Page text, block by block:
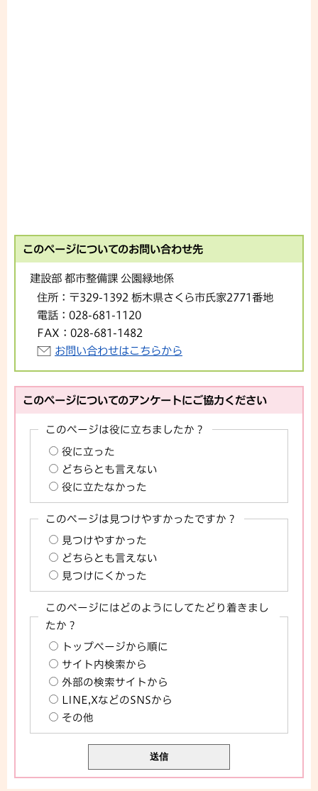
このページについてのお問い合わせ先
建設部 都市整備課 公園緑地係
住所： 〒329-1392 栃木県さくら市氏家2771番地
電話： 028-681-1120
FAX： 028-681-1482
お問い合わせはこちらから
このページについてのアンケートにご協力ください
このページは役に立ちましたか？
役に立った
どちらとも言えない
役に立たなかった
このページは見つけやすかったですか？
見つけやすかった
どちらとも言えない
見つけにくかった
このページにはどのようにしてたどり着きまし
たか？
トップページから順に
サイト内検索から
外部の検索サイトから
LINE,XなどのSNSから
その他